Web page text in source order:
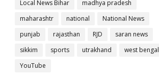
Local News Bihar
madhya pradesh
maharashtr
national
National News
punjab
rajasthan RJD
saran news
sikkim
sports utrakhand
west bengal
YouTube